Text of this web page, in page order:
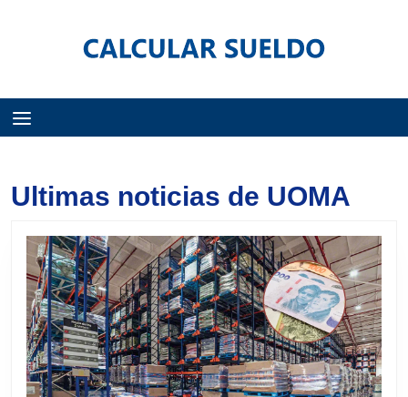
Ultimas noticias de UOMA